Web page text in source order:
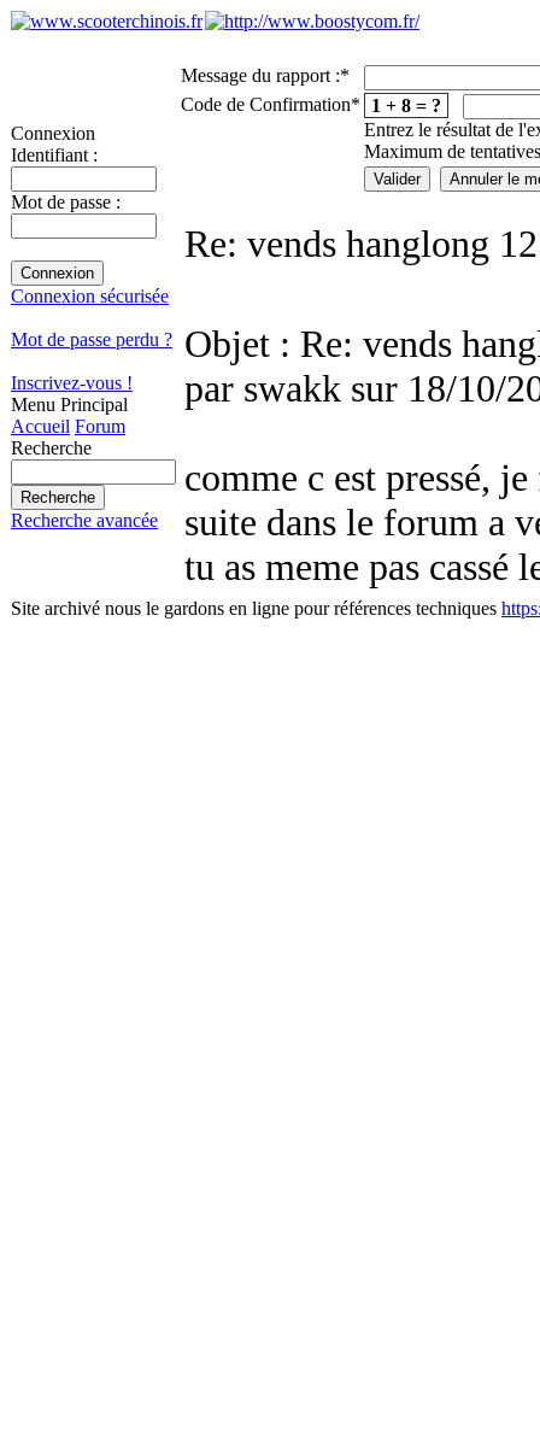
Connexion
Identifiant :
Mot de passe :
Connexion sécurisée
Mot de passe perdu ?
Inscrivez-vous !
Menu Principal
Accueil Forum
Recherche
Recherche avancée
Message du rapport :*
Code de Confirmation*
1 + 8 = ?
Entrez le résultat de
Maximum de
Re: vends hanglong
Objet : Re: vends
par swakk sur 18/10/
comme c est pressé,
suite dans le forum a
tu as meme pas cassé
Site archivé nous le gardons en ligne pour références techniques